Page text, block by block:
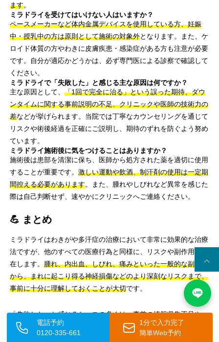
ます。
ミラドライを受けてはいけない人はいますか？
ペースメーカーなど体内金属デバイスを使用している方、妊娠
中・授乳中の方は原則として施術の対象外となります。また、ケ
ロイド体質の方やわきに皮膚疾患・感染症がある方も注意が必要
です。自分が適応かどうかは、必ず専門医による診察で確認して
ください。
ミラドライで「失敗した」と感じる主な原因は何ですか？
主な原因として、 「1回で完全に治る」という誤った期待、ダウ
ンタイムに関する事前説明の不足、クリニックや医師の技術力の
差などが挙げられます。当院では丁寧なカウンセリングを通じて
リスクや術後経過を正確にご説明し、期待のずれを防ぐよう努め
ています。
ミラドライ施術後に気をつけることはありますか？
施術後は患部を清潔に保ち、医師から処方された薬を適切に使用
することが重要です。 激しい運動や飲酒、制汗剤の使用は一定期
間控える必要があります。また、腫れやしびれなど異常を感じた
際は自己判断せず、速やかにクリニックへご連絡ください。
💪 まとめ
ミラドライはわきがや多汗症の治療において非常に効果的な治療
法ですが、他のすべての医療行為と同様に、リスクや副作用が存
在します。 腫れ、内出血、しびれ、痛みといった一般的な副作用
から、まれに起こり得る神経損傷などのより深刻なリスクまで、
事前に十分に理解しておくことが大切です。
「失敗した」と感じるケースの多くは、事前の情報収集不足や、
クリニック・医師選びの失敗に起因していることが少なくありま
。信頼できる医師のもとで適切なカウンセリングを受け、リ
電話予約
0120-335-661
1分で入力完了
簡単Web予約